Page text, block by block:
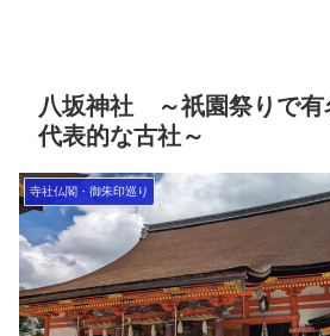
八坂神社 ～祇園祭りで有
代表的な古社～
寺社仏閣・御朱印巡り